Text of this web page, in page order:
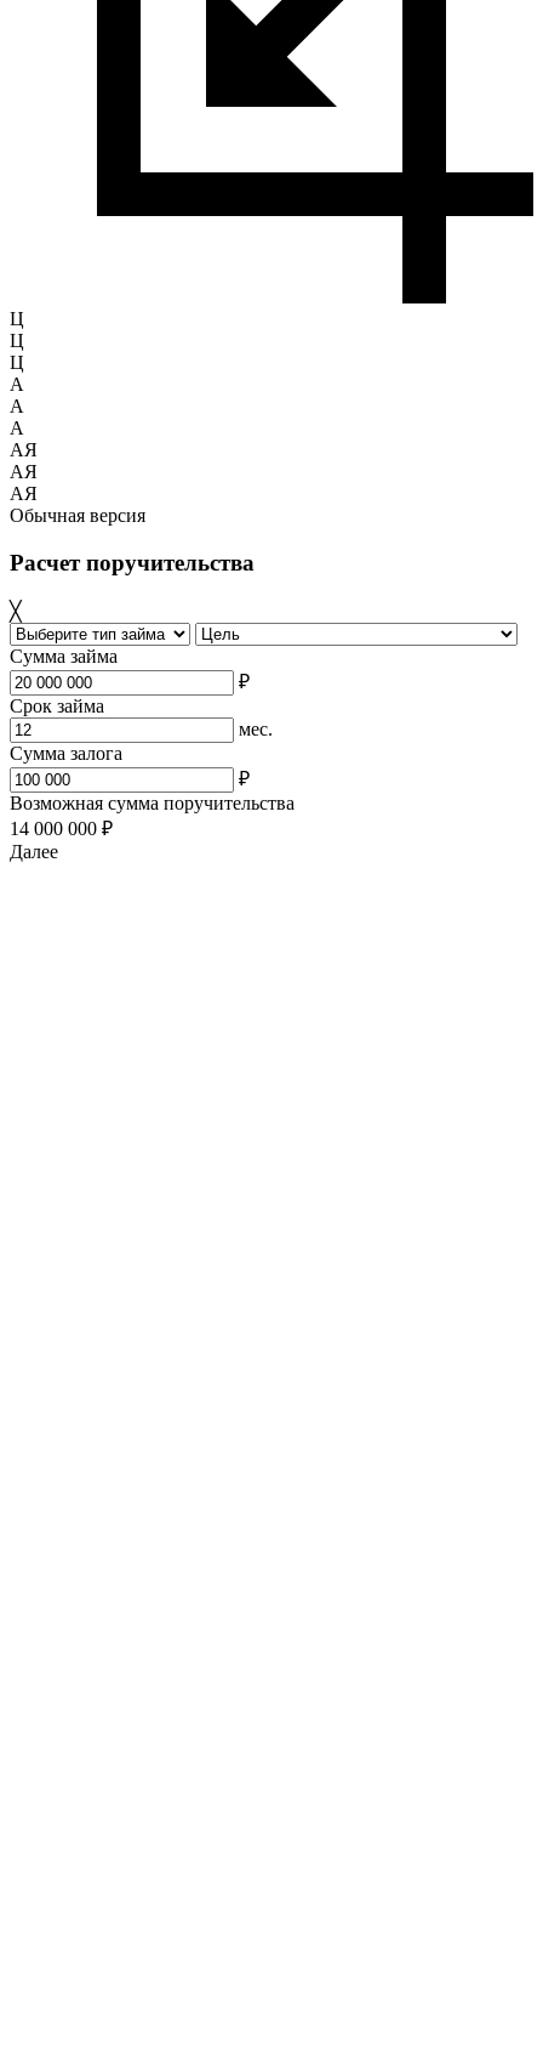
Ц
Ц
Ц
A
A
A
АЯ
АЯ
АЯ
Обычная версия
Расчет поручительства
╳
Сумма займа
₽
Срок займа
мес.
Сумма залога
₽
Возможная сумма поручительства
14 000 000 ₽
Далее